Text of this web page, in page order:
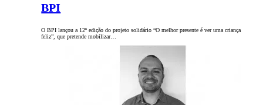
BPI
O BPI lançou a 12ª edição do projeto solidário “O melhor presente é ver uma criança
feliz”, que pretende mobilizar…